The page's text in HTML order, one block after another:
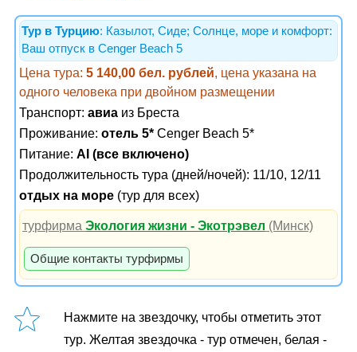
Тур в Турцию: Казылот, Сиде; Солнце, море и комфорт:
Ваш отпуск в Cenger Beach 5
Цена тура: 5 140,00 бел. рублей, цена указана на
одного человека при двойном размещении
Транспорт: авиа из Бреста
Проживание: отель 5* Cenger Beach 5*
Питание: AI (все включено)
Продолжительность тура (дней/ночей): 11/10, 12/11
отдых на море (тур для всех)
турфирмаЭкология жизни - Экотрэвел (Минск)
Общие контакты турфирмы
Нажмите на звездочку, чтобы отметить этот
тур. Желтая звездочка - тур отмечен, белая -